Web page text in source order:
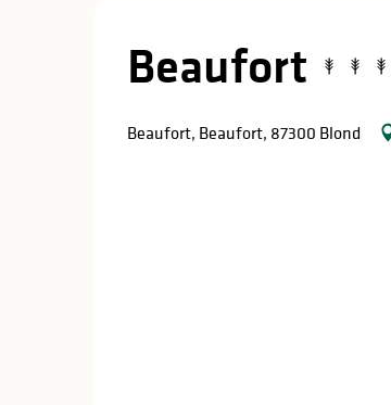
Beaufort
Beaufort, Beaufort, 87300 Blond